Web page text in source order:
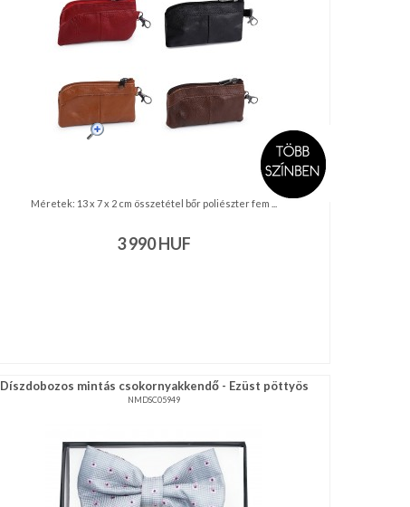
Méretek: 13 x 7 x 2 cm összetétel bőr poliészter fém ...
3 990HUF
Díszdobozos mintás csokornyakkendő - Ezüst pöttyös
NMDSC05949